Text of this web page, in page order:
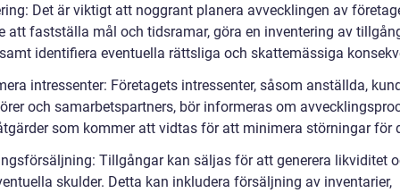
Det är viktigt att noggrant planera avvecklingen av
att fastställa mål och tidsramar, göra en inventering av
identifiera eventuella rättsliga och skattemässiga
intressenter: Företagets intressenter, såsom anställda,
och samarbetspartners, bör informeras om
som kommer att vidtas för att minimera störningar för
Tillgångar kan säljas för att generera likviditet
skulder. Detta kan inkludera försäljning av inventarier,